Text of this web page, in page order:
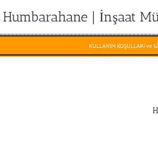
Humbarahane | İnşaat
KULLANIM KOŞULLARI ve